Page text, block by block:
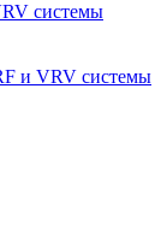
системы
и VRV системы